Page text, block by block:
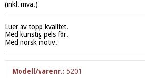
(inkl. mva.)
Luer av topp kvalitet.
Med kunstig pels fôr.
Med norsk motiv.
Modell/varenr.: 5201